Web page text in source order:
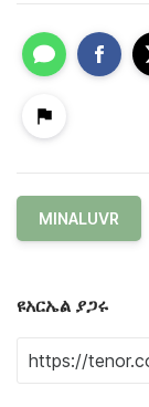
MINALUVR
ዩአርኤል ያጋሩ